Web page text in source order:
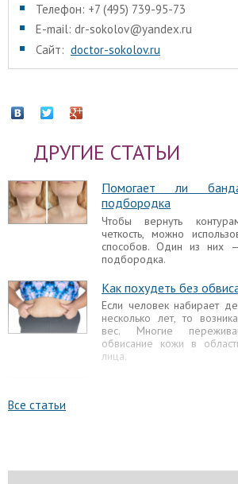
Телефон: +7 (495) 739-95-73
E-mail: dr-sokolov@yandex.ru
Сайт: doctor-sokolov.ru
ДРУГИЕ СТАТЬИ
Помогает ли
подбородка
Чтобы вернуть
четкость, можно
способов. Один из них
подбородка.
Как похудеть без
Если человек набирает
несколько лет, то
вес. Многие
обвисание кожи в
лица.
Все статьи